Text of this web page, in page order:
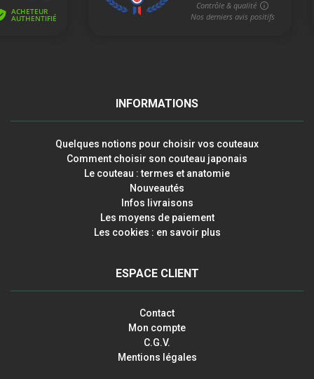
INFORMATIONS
Quelques notions pour choisir vos couteaux
Comment choisir son couteau japonais
Le couteau : termes et anatomie
Nouveautés
Infos livraisons
Les moyens de paiement
Les cookies : en savoir plus
ESPACE CLIENT
Contact
Mon compte
C.G.V.
Mentions légales